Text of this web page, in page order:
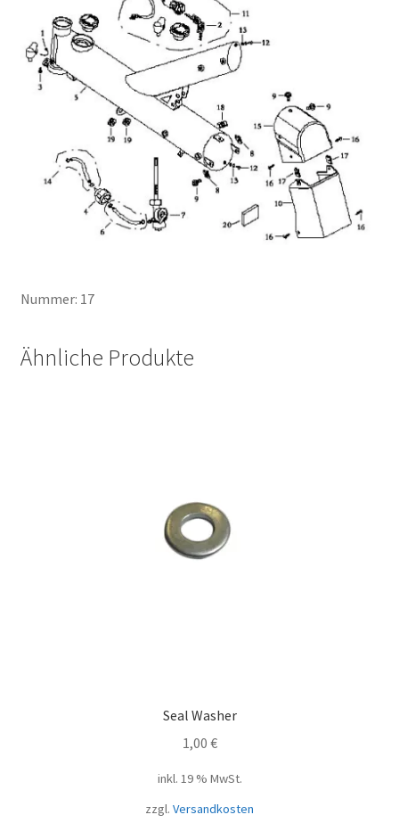
Nummer: 17
Ähnliche Produkte
Seal Washer
1,00 €
inkl. 19 % MwSt.
zzgl. Versandkosten